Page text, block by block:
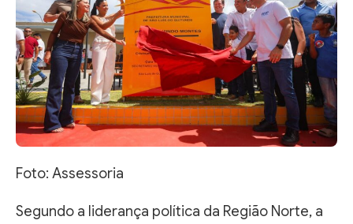
Foto: Assessoria
Segundo a liderança política da Região Norte, a